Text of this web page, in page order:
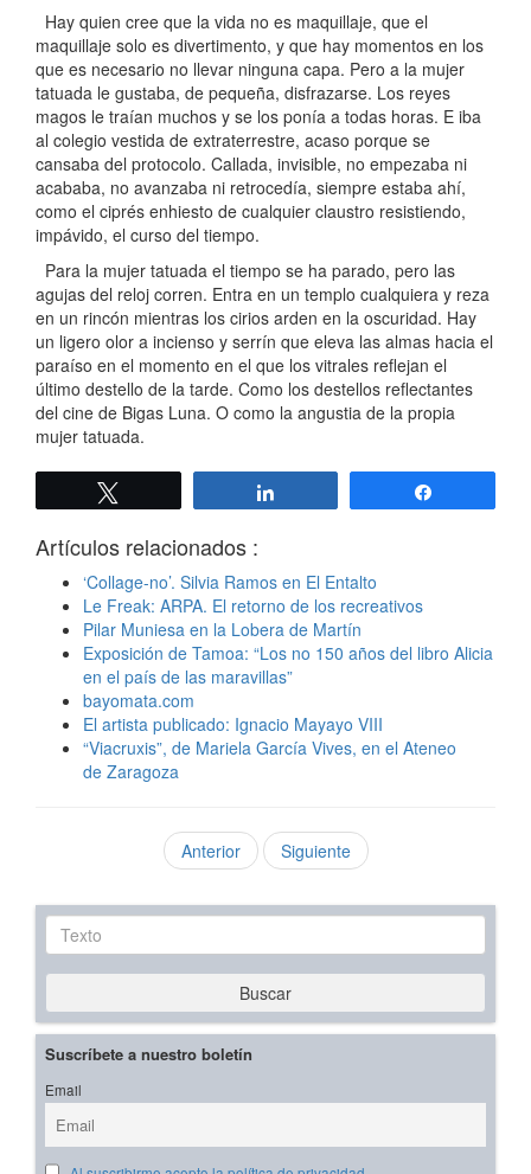
Hay quien cree que la vida no es maquillaje, que el
maquillaje solo es divertimento, y que hay momentos en los
que es necesario no llevar ninguna capa. Pero a la mujer
tatuada le gustaba, de pequeña, disfrazarse. Los reyes
magos le traían muchos y se los ponía a todas horas. E iba
al colegio vestida de extraterrestre, acaso porque se
cansaba del protocolo. Callada, invisible, no empezaba ni
acababa, no avanzaba ni retrocedía, siempre estaba ahí,
como el ciprés enhiesto de cualquier claustro resistiendo,
impávido, el curso del tiempo.
Para la mujer tatuada el tiempo se ha parado, pero las
agujas del reloj corren. Entra en un templo cualquiera y reza
en un rincón mientras los cirios arden en la oscuridad. Hay
un ligero olor a incienso y serrín que eleva las almas hacia el
paraíso en el momento en el que los vitrales reflejan el
último destello de la tarde. Como los destellos reflectantes
del cine de Bigas Luna. O como la angustia de la propia
mujer tatuada.
Artículos relacionados :
‘Collage-no’. Silvia Ramos en El Entalto
Le Freak: ARPA. El retorno de los recreativos
Pilar Muniesa en la Lobera de Martín
Exposición de Tamoa: “Los no 150 años del libro Alicia
en el país de las maravillas”
bayomata.com
El artista publicado: Ignacio Mayayo VIII
“Viacruxis”, de Mariela García Vives, en el Ateneo
de Zaragoza
Anterior Siguiente
Texto
Buscar
Suscríbete a nuestro boletín
Email